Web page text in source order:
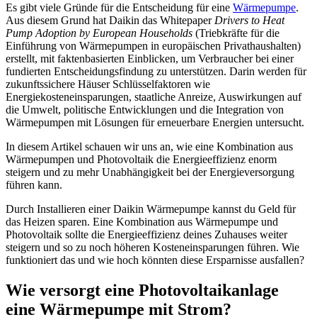
Es gibt viele Gründe für die Entscheidung für eine Wärmepumpe.
Aus diesem Grund hat Daikin das Whitepaper Drivers to Heat
Pump Adoption by European Households (Triebkräfte für die
Einführung von Wärmepumpen in europäischen Privathaushalten)
erstellt, mit faktenbasierten Einblicken, um Verbraucher bei einer
fundierten Entscheidungsfindung zu unterstützen. Darin werden für
zukunftssichere Häuser Schlüsselfaktoren wie
Energiekosteneinsparungen, staatliche Anreize, Auswirkungen auf
die Umwelt, politische Entwicklungen und die Integration von
Wärmepumpen mit Lösungen für erneuerbare Energien untersucht.
In diesem Artikel schauen wir uns an, wie eine Kombination aus
Wärmepumpen und Photovoltaik die Energieeffizienz enorm
steigern und zu mehr Unabhängigkeit bei der Energieversorgung
führen kann.
Durch Installieren einer Daikin Wärmepumpe kannst du Geld für
das Heizen sparen. Eine Kombination aus Wärmepumpe und
Photovoltaik sollte die Energieeffizienz deines Zuhauses weiter
steigern und so zu noch höheren Kosteneinsparungen führen. Wie
funktioniert das und wie hoch könnten diese Ersparnisse ausfallen?
Wie versorgt eine Photovoltaikanlage
eine Wärmepumpe mit Strom?